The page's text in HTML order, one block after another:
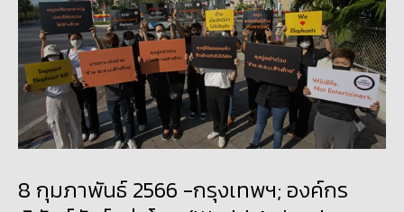
8 กุมภาพันธ์ 2566 -กรุงเทพฯ; องค์กร